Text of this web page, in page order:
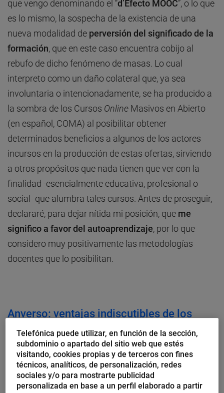
que vengo denominando el “d’Efecto MOOC”, o lo que
es lo mismo, la sospecha de la existencia de una
nueva modalidad de perversión del significado de la
formación, que en este caso encuentra cobijo al
rebufo de dicho fenómeno de masas. Lo cual
interpreto como un daño colateral que, ya sea
involuntaria o intencionadamente, se ha producido a
la sombra de los Cursos Online Masivos en Abierto
(en español, COMA) al posibilitar obtener
determinados beneficios a algunos de los actores
incursos en la producción de estas ofertas, sirviendo
a otros propósitos que nada tienen que ver con la
finalidad -esencialmente educativa, profesional o
social- que alumbra tales cursos. Antes de proseguir,
declararé, para dejar nítida mi posición, que me
significo a favor del autoaprendizaje, por lo que
considero muy positivamente las metodologías
docentes que lo posibilitan.
Anverso: ventajas indiscutibles de los
Nadie podrá dudar, o eso creo, de las oportunidades
que brindan los programas formativos abiertos para
el alumnado. Ventajas muchas veces loadas por
Telefónica puede utilizar, en función de la sección,
subdominio o apartado del sitio web que estés
visitando, cookies propias y de terceros con fines
técnicos, analíticos, de personalización, redes
sociales y/o para mostrarte publicidad
personalizada en base a un perfil elaborado a partir